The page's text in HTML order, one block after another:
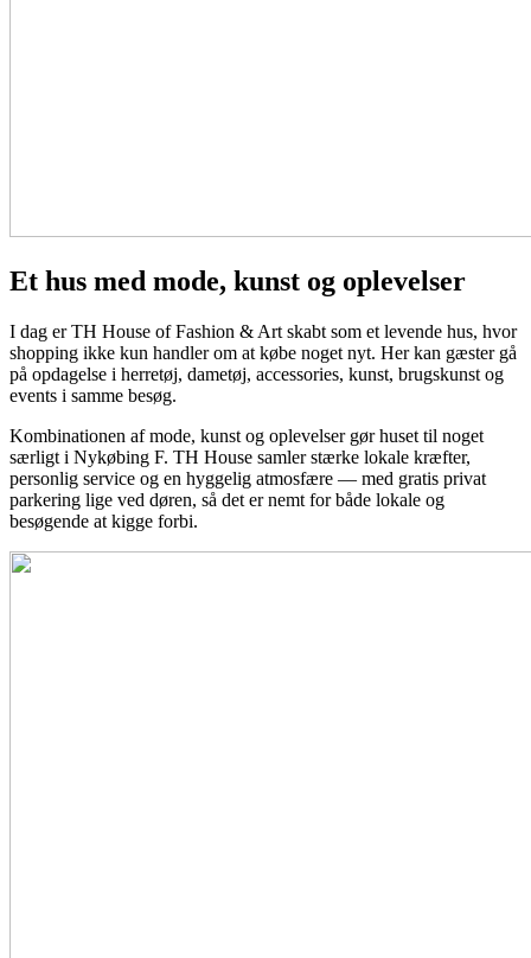
Et hus med mode, kunst og oplevelser
I dag er TH House of Fashion & Art skabt som et levende hus, hvor
shopping ikke kun handler om at købe noget nyt. Her kan gæster gå
på opdagelse i herretøj, dametøj, accessories, kunst, brugskunst og
events i samme besøg.
Kombinationen af mode, kunst og oplevelser gør huset til noget
særligt i Nykøbing F. TH House samler stærke lokale kræfter,
personlig service og en hyggelig atmosfære — med gratis privat
parkering lige ved døren, så det er nemt for både lokale og
besøgende at kigge forbi.